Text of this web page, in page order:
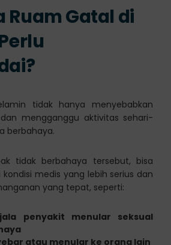
Ruam Gatal di
tidak hanya menyebabkan
mengganggu aktivitas sehari-
berbahaya.
tidak berbahaya tersebut, bisa
medis yang lebih serius dan
yang tepat, seperti:
penyakit menular seksual
atau menular ke orang lain